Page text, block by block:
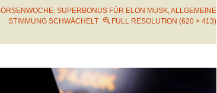
SUPERBONUS FÜR ELON MUSK, ALLGEMEINE
STIMMUNG SCHWÄCHELT
FULL RESOLUTION (620 × 413)